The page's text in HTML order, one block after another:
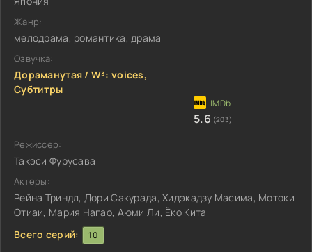
Жанр:
мелодрама, романтика, драма
Озвучка:
Дораманутая / W³: voices,
Субтитры
5.6 (203)
Режиссер:
Такэси Фурусава
Актеры:
Рейна Триндл, Дори Сакурада, Хидэкадзу Масима, Мотоки
Отиаи, Мария Нагао, Аюми Ли, Ёко Кита
Всего серий:
10